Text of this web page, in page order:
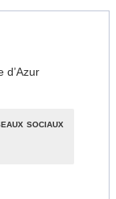
d’Azur
sociaux